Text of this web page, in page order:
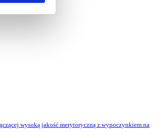
wysoką jakość merytoryczną z wypoczynkiem na